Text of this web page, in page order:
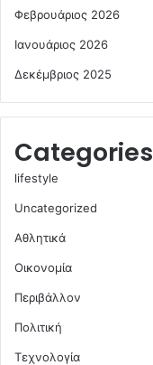
Φεβρουάριος 2026
Ιανουάριος 2026
Δεκέμβριος 2025
Categories
lifestyle
Uncategorized
Αθλητικά
Οικονομία
Περιβάλλον
Πολιτική
Τεχνολογία